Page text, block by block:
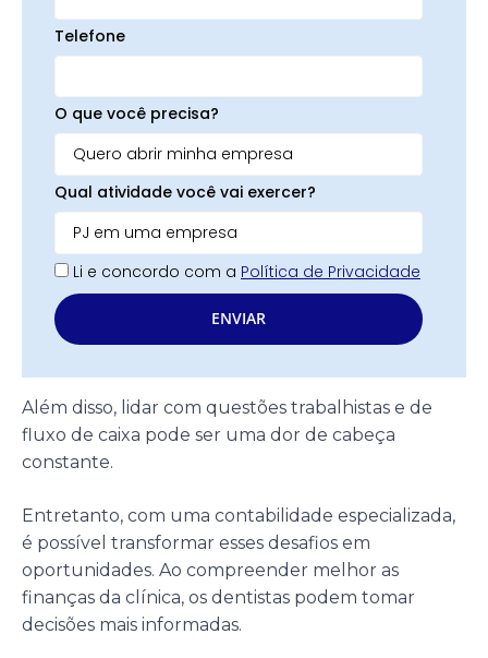
Telefone
O que você precisa?
Qual atividade você vai exercer?
Li e concordo com a Política de Privacidade
ENVIAR
Além disso, lidar com questões trabalhistas e de
fluxo de caixa pode ser uma dor de cabeça
constante.
Entretanto, com uma contabilidade especializada,
é possível transformar esses desafios em
oportunidades. Ao compreender melhor as
finanças da clínica, os dentistas podem tomar
decisões mais informadas.